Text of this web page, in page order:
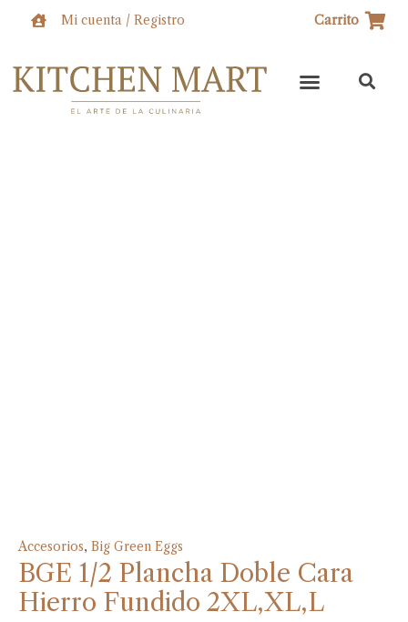
Mi cuenta / Registro Carrito
Accesorios, Big Green Eggs
BGE 1/2 Plancha Doble Cara
Hierro Fundido 2XL,XL,L